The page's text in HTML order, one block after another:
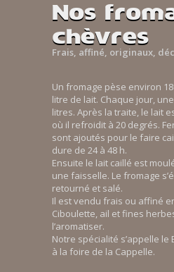
Nos
chèvres
Frais, affiné, originaux,
Un fromage pèse environ
litre de lait. Chaque jour,
litres. Après la traite, le lait
où il refroidit à 20 degrés.
sont ajoutés pour le faire
dure de 24 à 48 h.
Ensuite le lait caillé est
une faisselle. Le fromage
retourné et salé.
Il est vendu frais ou affiné
Ciboulette, ail et fines
l’aromatiser.
Notre spécialité s’appelle le
à la foire de la Cappelle.